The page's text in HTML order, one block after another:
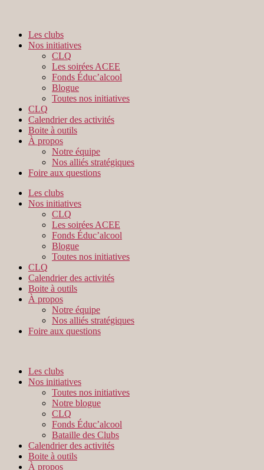
Les clubs
Nos initiatives
CLQ
Les soirées ACEE
Fonds Éduc’alcool
Blogue
Toutes nos initiatives
CLQ
Calendrier des activités
Boite à outils
À propos
Notre équipe
Nos alliés stratégiques
Foire aux questions
Les clubs
Nos initiatives
CLQ
Les soirées ACEE
Fonds Éduc’alcool
Blogue
Toutes nos initiatives
CLQ
Calendrier des activités
Boite à outils
À propos
Notre équipe
Nos alliés stratégiques
Foire aux questions
Les clubs
Nos initiatives
Toutes nos initiatives
Notre blogue
CLQ
Fonds Éduc’alcool
Bataille des Clubs
Calendrier des activités
Boite à outils
À propos